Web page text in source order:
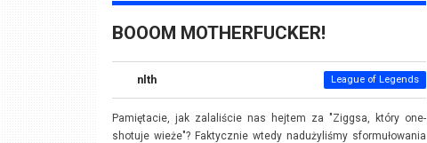
BOOOM MOTHERFUCKER!
nlth League of Legends
Pamiętacie, jak zalaliście nas hejtem za "Ziggsa, który one-
shotuje wieże"? Faktycznie wtedy nadużyliśmy sformułowania